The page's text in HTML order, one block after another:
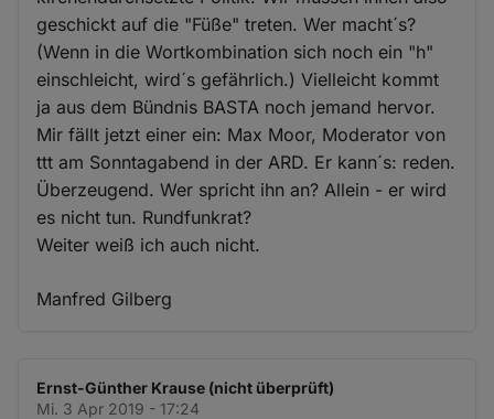
geschickt auf die "Füße" treten. Wer macht´s?
(Wenn in die Wortkombination sich noch ein "h"
einschleicht, wird´s gefährlich.) Vielleicht kommt
ja aus dem Bündnis BASTA noch jemand hervor.
Mir fällt jetzt einer ein: Max Moor, Moderator von
ttt am Sonntagabend in der ARD. Er kann´s: reden.
Überzeugend. Wer spricht ihn an? Allein - er wird
es nicht tun. Rundfunkrat?
Weiter weiß ich auch nicht.
Manfred Gilberg
Ernst-Günther Krause (nicht überprüft)
Mi. 3 Apr 2019 - 17:24